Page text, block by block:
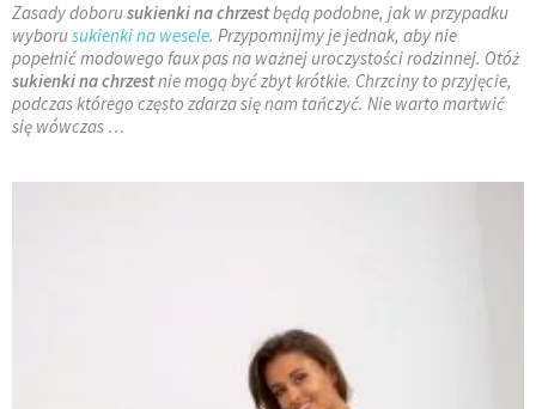
Zasady doborusukienki na chrzestbędą podobne, jak w przypadku
wyborusukienki na wesele. Przypomnijmy je jednak, aby nie
popełnić modowego fauxpasna ważnej uroczystości rodzinnej. Otóż
sukienki na chrzestnie mogą być zbyt krótkie. Chrzciny to przyjęcie,
podczas którego często zdarza się nam tańczyć. Nie warto martwić
się wówczas …